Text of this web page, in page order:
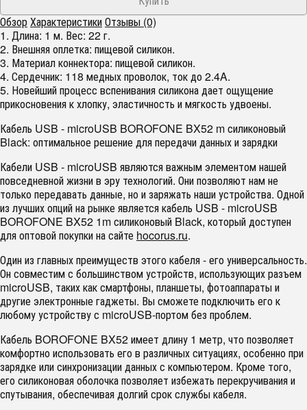
ОбзорХарактеристикиОтзывы (0)
1. Длина: 1 м. Вес: 22 г.
2. Внешняя оплетка: пищевой силикон.
3. Материал коннектора: пищевой силикон.
4. Сердечник: 118 медных проволок, ток до 2.4A.
5. Новейший процесс вспенивания силикона дает ощущение
прикосновения к хлопку, эластичность и мягкость удвоены.
Кабель USB - microUSB BOROFONE BX52 m силиконовый
Black: оптимальное решение для передачи данных и зарядки
Кабели USB - microUSB являются важным элементом нашей
повседневной жизни в эру технологий. Они позволяют нам не
только передавать данные, но и заряжать наши устройства. Одной
из лучших опций на рынке является кабель USB - microUSB
BOROFONE BX52 1m силиконовый Black, который доступен
для оптовой покупки на сайте hocorus.ru.
Один из главных преимуществ этого кабеля - его универсальность.
Он совместим с большинством устройств, использующих разъем
microUSB, таких как смартфоны, планшеты, фотоаппараты и
другие электронные гаджеты. Вы сможете подключить его к
любому устройству с microUSB-портом без проблем.
Кабель BOROFONE BX52 имеет длину 1 метр, что позволяет
комфортно использовать его в различных ситуациях, особенно при
зарядке или синхронизации данных с компьютером. Кроме того,
его силиконовая оболочка позволяет избежать перекручивания и
спутывания, обеспечивая долгий срок службы кабеля.